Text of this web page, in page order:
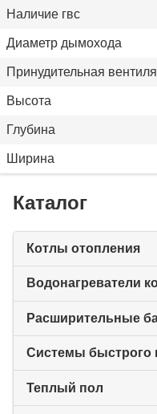
Наличие гвс
Диаметр дымохода
Принудительная
Высота
Глубина
Ширина
Каталог
Котлы отопления
Водонагреватели
Расширительные
Системы быстрого
Теплый пол